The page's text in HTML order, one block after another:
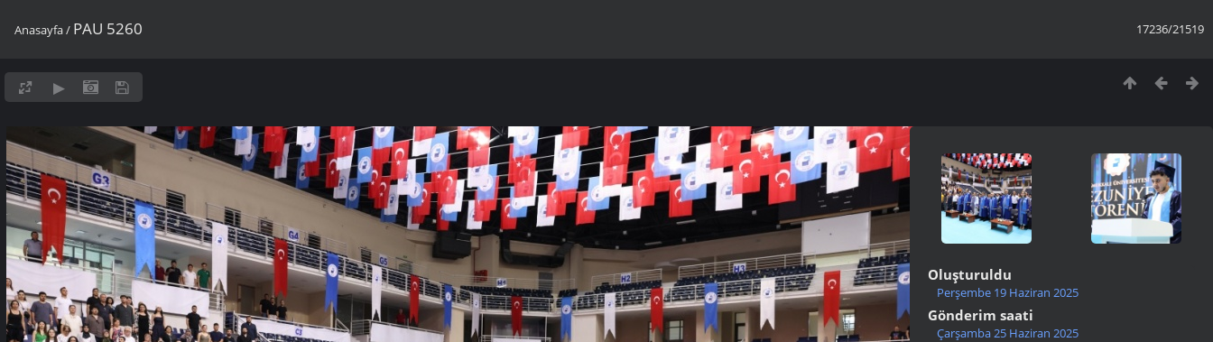
17236/21519
Anasayfa/ PAU 5260
Oluşturuldu
Perşembe 19 Haziran 2025
Gönderim saati
Çarşamba 25 Haziran 2025